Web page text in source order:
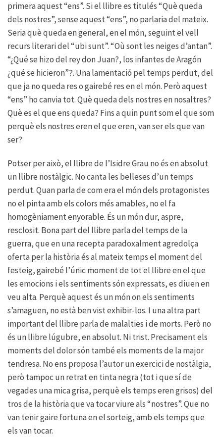
primera aquest “ens”. Si el llibre es titulés “Què queda
dels nostres”, sense aquest “ens”, no parlaria del mateix.
Seria què queda en general, en el món, seguint el vell
recurs literari del “ubi sunt”. “Où sont les neiges d’antan”.
“¿Qué se hizo del rey don Juan?, los infantes de Aragón
¿qué se hicieron”?. Una lamentació pel temps perdut, del
que ja no queda res o gairebé res en el món. Però aquest
“ens” ho canvia tot. Què queda dels nostres en nosaltres?
Què es el que ens queda? Fins a quin punt som el que som
perquè els nostres eren el que eren, van ser els que van
ser?
Potser per això, el llibre de l’Isidre Grau no és en absolut
un llibre nostàlgic. No canta les belleses d’un temps
perdut. Quan parla de com era el món dels protagonistes
no el pinta amb els colors més amables, no el fa
homogèniament enyorable. És un món dur, aspre,
resclosit. Bona part del llibre parla del temps de la
guerra, que en una recepta paradoxalment agredolça
oferta per la història és al mateix temps el moment del
festeig, gairebé l’únic moment de tot el llibre en el que
les emocions i els sentiments són expressats, es diuen en
veu alta. Perquè aquest és un món on els sentiments
s’amaguen, no està ben vist exhibir-los. I una altra part
important del llibre parla de malalties i de morts. Però no
és un llibre lúgubre, en absolut. Ni trist. Precisament els
moments del dolor són també els moments de la major
tendresa. No ens proposa l’autor un exercici de nostàlgia,
però tampoc un retrat en tinta negra (tot i que sí de
vegades una mica grisa, perquè els temps eren grisos) del
tros de la història que va tocar viure als “nostres”. Que no
van tenir gaire fortuna en el sorteig, amb els temps que
els van tocar.